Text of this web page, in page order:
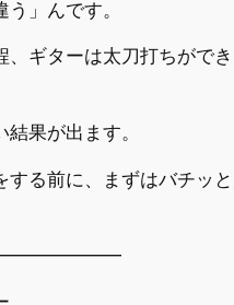
」んです。
ギターは太刀打ちができ
果が出ます。
する前に、まずはバチッ